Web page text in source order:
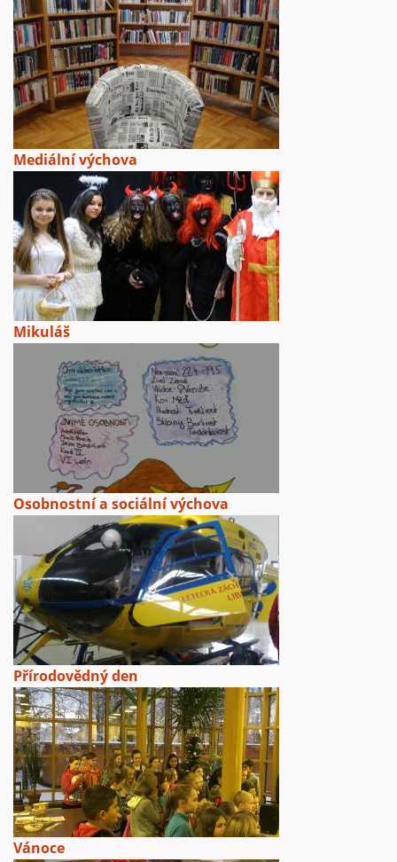
Mediální výchova
Mikuláš
Osobnostní a sociální výchova
Přírodovědný den
Vánoce